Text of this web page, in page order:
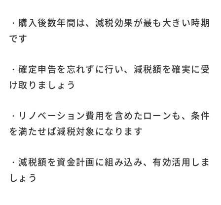
・購入後数年間は、減税効果が最も大きい時期
です
・確定申告を忘れずに行い、減税額を確実に受
け取りましょう
・リノベーション費用を含めたローンも、条件
を満たせば減税対象になります
・減税額を資金計画に組み込み、有効活用しま
しょう